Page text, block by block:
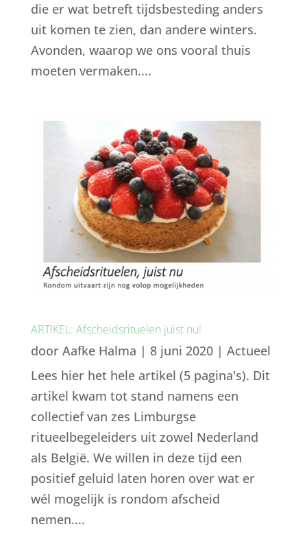
die er wat betreft tijdsbesteding anders
uit komen te zien, dan andere winters.
Avonden, waarop we ons vooral thuis
moeten vermaken....
ARTIKEL: Afscheidsrituelen juist nu!
door Aafke Halma | 8 juni 2020 | Actueel
Lees hier het hele artikel (5 pagina's). Dit
artikel kwam tot stand namens een
collectief van zes Limburgse
ritueelbegeleiders uit zowel Nederland
als België. We willen in deze tijd een
positief geluid laten horen over wat er
wél mogelijk is rondom afscheid
nemen....